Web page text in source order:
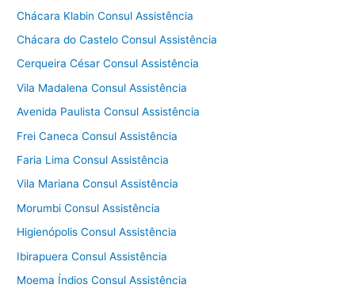
Chácara Klabin Consul Assistência
Chácara do Castelo Consul Assistência
Cerqueira César Consul Assistência
Vila Madalena Consul Assistência
Avenida Paulista Consul Assistência
Frei Caneca Consul Assistência
Faria Lima Consul Assistência
Vila Mariana Consul Assistência
Morumbi Consul Assistência
Higienópolis Consul Assistência
Ibirapuera Consul Assistência
Moema Índios Consul Assistência